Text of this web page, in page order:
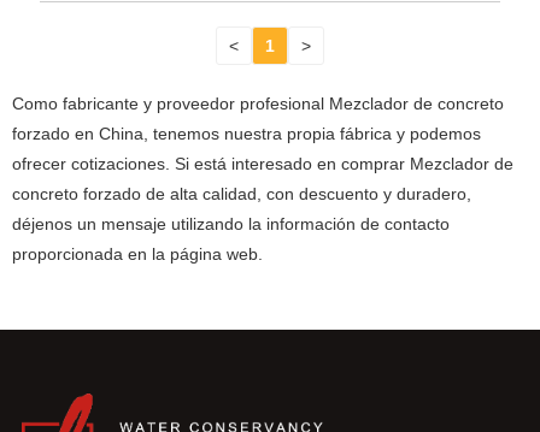
< 1 >
Como fabricante y proveedor profesional Mezclador de concreto
forzado en China, tenemos nuestra propia fábrica y podemos
ofrecer cotizaciones. Si está interesado en comprar Mezclador de
concreto forzado de alta calidad, con descuento y duradero,
déjenos un mensaje utilizando la información de contacto
proporcionada en la página web.